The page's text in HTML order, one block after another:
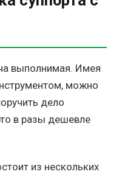
выполнимая. Имея
можно
дело
в разы дешевле
из нескольких